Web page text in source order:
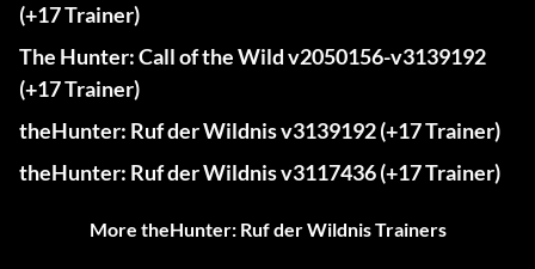
(+17 Trainer)
The Hunter: Call of the Wild v2050156-v3139192
(+17 Trainer)
theHunter: Ruf der Wildnis v3139192 (+17 Trainer)
theHunter: Ruf der Wildnis v3117436 (+17 Trainer)
More theHunter: Ruf der Wildnis Trainers